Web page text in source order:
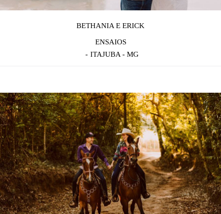
BETHANIA E ERICK
ENSAIOS
ITAJUBA - MG